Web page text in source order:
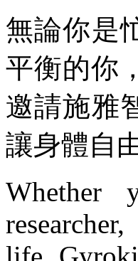
無論你是
平衡的你
邀請施雅
讓身體自
Whether